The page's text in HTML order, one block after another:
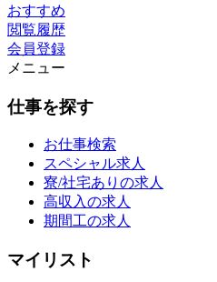
おすすめ
閲覧履歴
会員登録
メニュー
仕事を探す
お仕事検索
スペシャル求人
寮/社宅ありの求人
高収入の求人
期間工の求人
マイリスト